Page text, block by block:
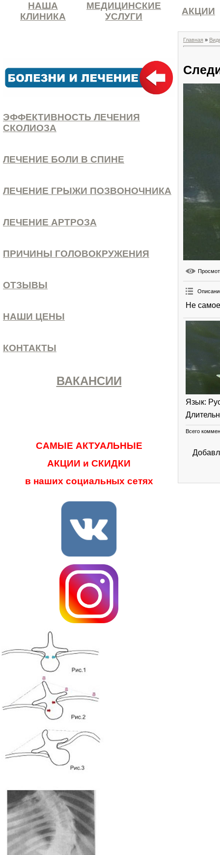
НАША
КЛИНИКА
МЕДИЦИНСКИЕ
УСЛУГИ
АКЦИИ
ЭФФЕКТИВНОСТЬ ЛЕЧЕНИЯ
СКОЛИОЗА
ЛЕЧЕНИЕ БОЛИ В СПИНЕ
ЛЕЧЕНИЕ ГРЫЖИ ПОЗВОНОЧНИКА
ЛЕЧЕНИЕ АРТРОЗА
ПРИЧИНЫ ГОЛОВОКРУЖЕНИЯ
ОТЗЫВЫ
НАШИ ЦЕНЫ
КОНТАКТЫ
ВАКАНСИИ
САМЫЕ АКТУАЛЬНЫЕ
АКЦИИ и СКИДКИ
в наших социальных сетях
Главная »
Не
Язык:
Всего